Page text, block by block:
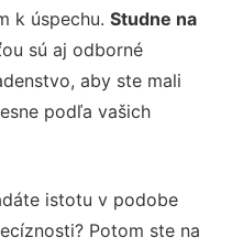
k úspechu. Studne na
sú aj odborné
aby ste mali
podľa vašich
istotu v podobe
Potom ste na